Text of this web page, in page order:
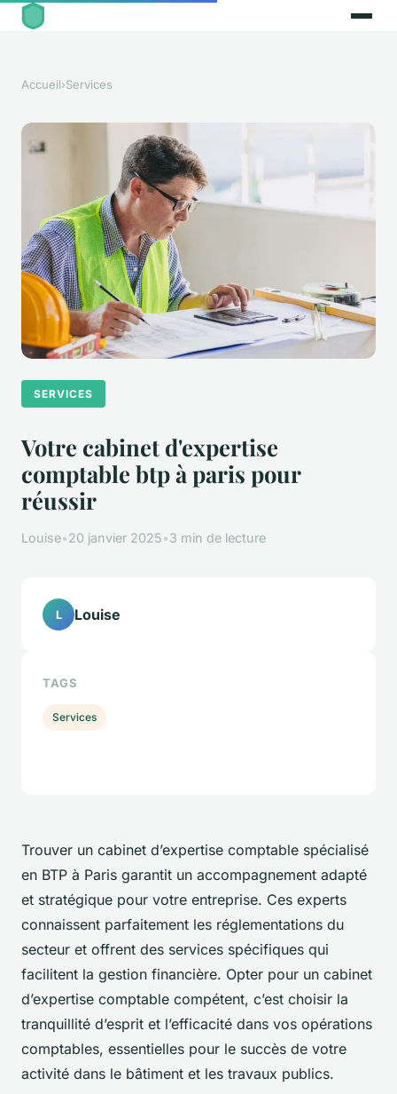
Accueil›Services
SERVICES
Votre cabinet d'expertise
comptable btp à paris pour
réussir
Louise•20 janvier 2025•3 min de lecture
Trouver un cabinet d’expertise comptable spécialisé
en BTP à Paris garantit un accompagnement adapté
et stratégique pour votre entreprise. Ces experts
connaissent parfaitement les réglementations du
secteur et offrent des services spécifiques qui
facilitent la gestion financière. Opter pour un cabinet
d’expertise comptable compétent, c’est choisir la
tranquillité d’esprit et l’efficacité dans vos opérations
comptables, essentielles pour le succès de votre
activité dans le bâtiment et les travaux publics.
L Louise
TAGS
Services